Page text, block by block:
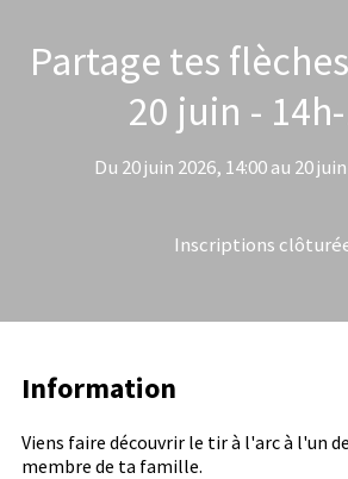
Partage tes
20 juin -
Du 20 juin 2026, 14:00 au 20
Inscriptions
Information
Viens faire découvrir le tir à l'arc à l'un
membre de ta famille.